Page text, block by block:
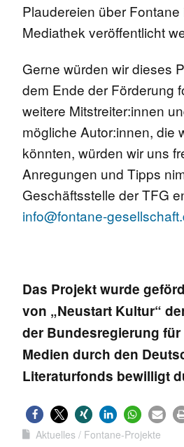
Plaudereien über
Mediathek veröffentlicht
Gerne würden wir dieses
dem Ende der Förderung
weitere Mitstreiter:innen
mögliche Autor:innen, die
könnten, würden wir uns
Anregungen und Tipps
Geschäftsstelle der TFG
info@fontane-
Das Projekt wurde
von „Neustart Kultur“
der Bundesregierung
Medien durch den
Literaturfonds bewilligt
Aktuelles Fontane-Projekte